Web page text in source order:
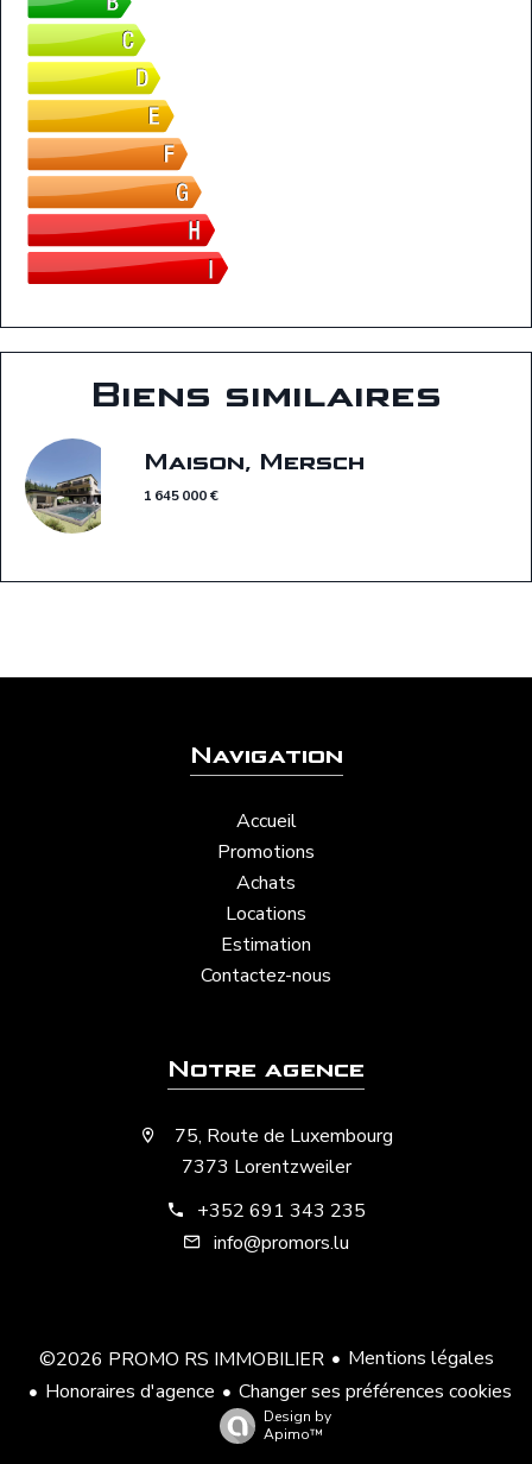
Biens similaires
Maison, Mersch
1 645 000 €
Navigation
Accueil
Promotions
Achats
Locations
Estimation
Contactez-nous
Notre agence
75, Route de Luxembourg
7373 Lorentzweiler
+352 691 343 235
info@promors.lu
©2026 PROMO RS IMMOBILIER
Mentions légales
Honoraires d'agence
Changer ses préférences cookies
Design by
Apimo™